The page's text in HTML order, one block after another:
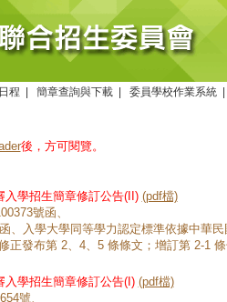
程 簡章查詢與下載 委員學校作業系統
後，方可閱覽。
入學招生簡章修訂公告(II) (pdf檔)
號函、
、入學大學同等學力認定標準依據中華民
正發布第 2、4、5 條條文；增訂第 2-1
入學招生簡章修訂公告(I) (pdf檔)
號、